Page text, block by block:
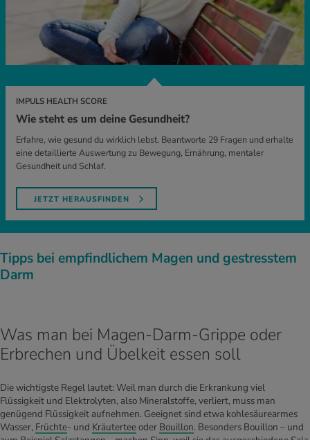
IMPULS HEALTH SCORE
Wie steht es um deine Gesundheit?
Erfahre, wie gesund du wirklich lebst. Beantworte 29 Fragen und erhalte
eine detaillierte Auswertung zu Bewegung, Ernährung, mentaler
Gesundheit und Schlaf.
JETZT HERAUSFINDEN
Tipps bei empfindlichem Magen und gestresstem
Darm
Was man bei Magen-Darm-Grippe oder
Erbrechen und Übelkeit essen soll
Die wichtigste Regel lautet: Weil man durch die Erkrankung viel
Flüssigkeit und Elektrolyten, also Mineralstoffe, verliert, muss man
genügend Flüssigkeit aufnehmen. Geeignet sind etwa kohlesäurearmes
Wasser, Früchte- und Kräuterteeoder Bouillon. Besonders Bouillon – und